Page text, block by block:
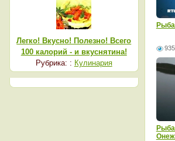
Легко! Вкусно! Полезно! Всего
100 калорий - и вкуснятина!
Рубрика: : Кулинария